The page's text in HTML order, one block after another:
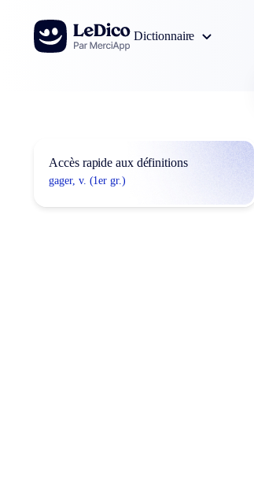
Aller au contenu
Dictionnaire
Accès rapide aux définitions
gager, v. (1er gr.)